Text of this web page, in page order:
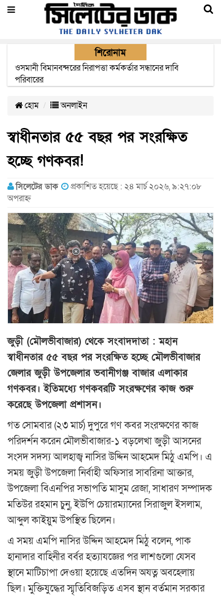
শিরোনাম
এক মাসের মধ্যে সিলেট-জাফলং রেললাইন নির্মাণ প্রকল্পের কাজ
দৃশ্যমান হবে- শ্রম মন্ত্রী
হোম অনলাইন
স্বাধীনতার ৫৫ বছর পর সংরক্ষিত
হচ্ছে গণকবর!
সিলেটের ডাক
প্রকাশিত হয়েছে : ২৪ মার্চ ২০২৬, ৯:২৭:০৮
অপরাহ্ন
জুড়ী (মৌলভীবাজার) থেকে সংবাদদাতা : মহান
স্বাধীনতার ৫৫ বছর পর সংরক্ষিত হচ্ছে মৌলভীবাজার
জেলার জুড়ী উপজেলার ভবানীগঞ্জ বাজার এলাকার
গণকবর। ইতিমধ্যে গণকবরটি সংরক্ষণের কাজ শুরু
করেছে উপজেলা প্রশাসন।
গত সোমবার (২৩ মার্চ) দুপুরে গণ কবর সংরক্ষণের কাজ
পরিদর্শন করেন মৌলভীবাজার-১ বড়লেখা জুড়ী আসনের
সংসদ সদস্য আলহাজ্ব নাসির উদ্দিন আহমেদ মিঠু এমপি। এ
সময় জুড়ী উপজেলা নির্বাহী অফিসার সাবরিনা আক্তার,
উপজেলা বিএনপির সভাপতি মাসুম রেজা, সাধারণ সম্পাদক
মতিউর রহমান চুনু, ইউপি চেয়ারম্যানের সিরাজুল ইসলাম,
আব্দুল কাইয়ুম উপস্থিত ছিলেন।
এ সময় এমপি নাসির উদ্দিন আহমেদ মিঠু বলেন, পাক
হানাদার বাহিনীর বর্বর হত্যাযজ্ঞের পর লাশগুলো যেসব
স্থানে মাটিচাপা দেওয়া হয়েছে এতদিন অযত্ন অবহেলায়
ছিল। মুক্তিযুদ্ধের স্মৃতিবিজড়িত এসব স্থান বর্তমান সরকার